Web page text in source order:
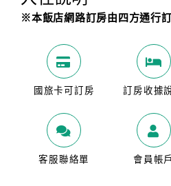
※本飯店網路訂房由四方通行
國旅卡可訂房 訂房收據
客服聯絡單 會員帳戶